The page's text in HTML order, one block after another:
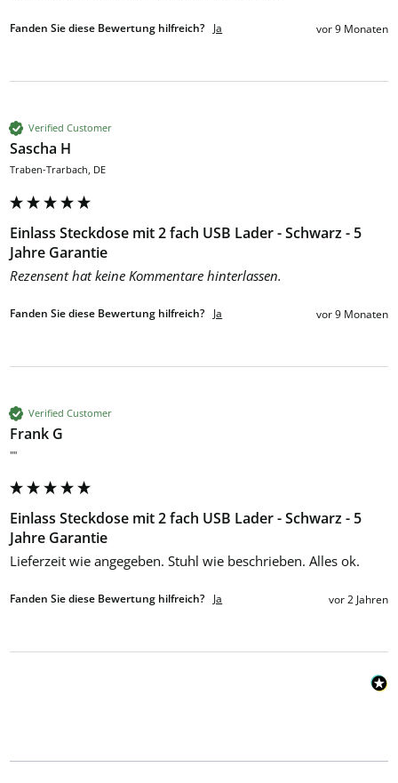
Fanden Sie diese Bewertung hilfreich? Ja vor 9 Monaten
Verified Customer
Sascha H
Traben-Trarbach, DE
Einlass Steckdose mit 2 fach USB Lader - Schwarz - 5
Jahre Garantie
Rezensent hat keine Kommentare hinterlassen.
Fanden Sie diese Bewertung hilfreich? Ja vor 9 Monaten
Verified Customer
Frank G
""
Einlass Steckdose mit 2 fach USB Lader - Schwarz - 5
Jahre Garantie
Lieferzeit wie angegeben. Stuhl wie beschrieben. Alles ok.
Fanden Sie diese Bewertung hilfreich? Ja vor 2 Jahren